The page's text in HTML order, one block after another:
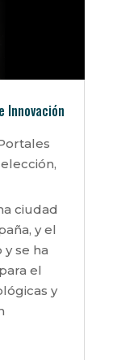
Innovación
,
ciudad
y el
y se ha
el
y